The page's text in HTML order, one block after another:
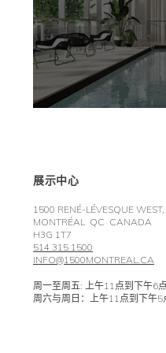
展示中心
1500 RENÉ-LÉVESQUE
MONTRÉAL QC CANADA
H3G 1T7
514 315 1500
INFO@1500MONTREAL.CA
周一至周五: 上午11点到下午6点
周六与周日：上午11点到下午5